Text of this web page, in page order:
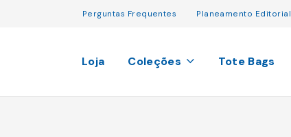
Perguntas Frequentes Planeamento Editorial
Loja Coleções Tote Bags